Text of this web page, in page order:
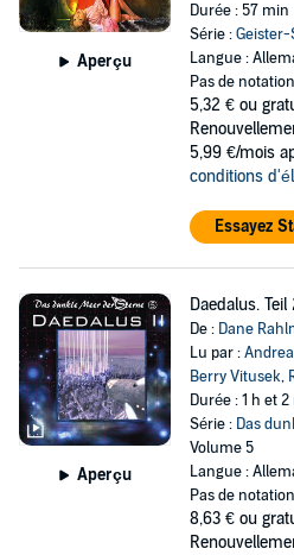
Aperçu
Durée : 57 min
Série :
Langue :
Pas de
5,32 € ou
5,99 €/mois
conditions
Essayez
Aperçu
Daedalus. Teil
De : Dane
Lu par :
Berry Vitusek,
Durée : 1 h et
Série : Das
Volume 5
Langue :
Pas de
8,63 € ou